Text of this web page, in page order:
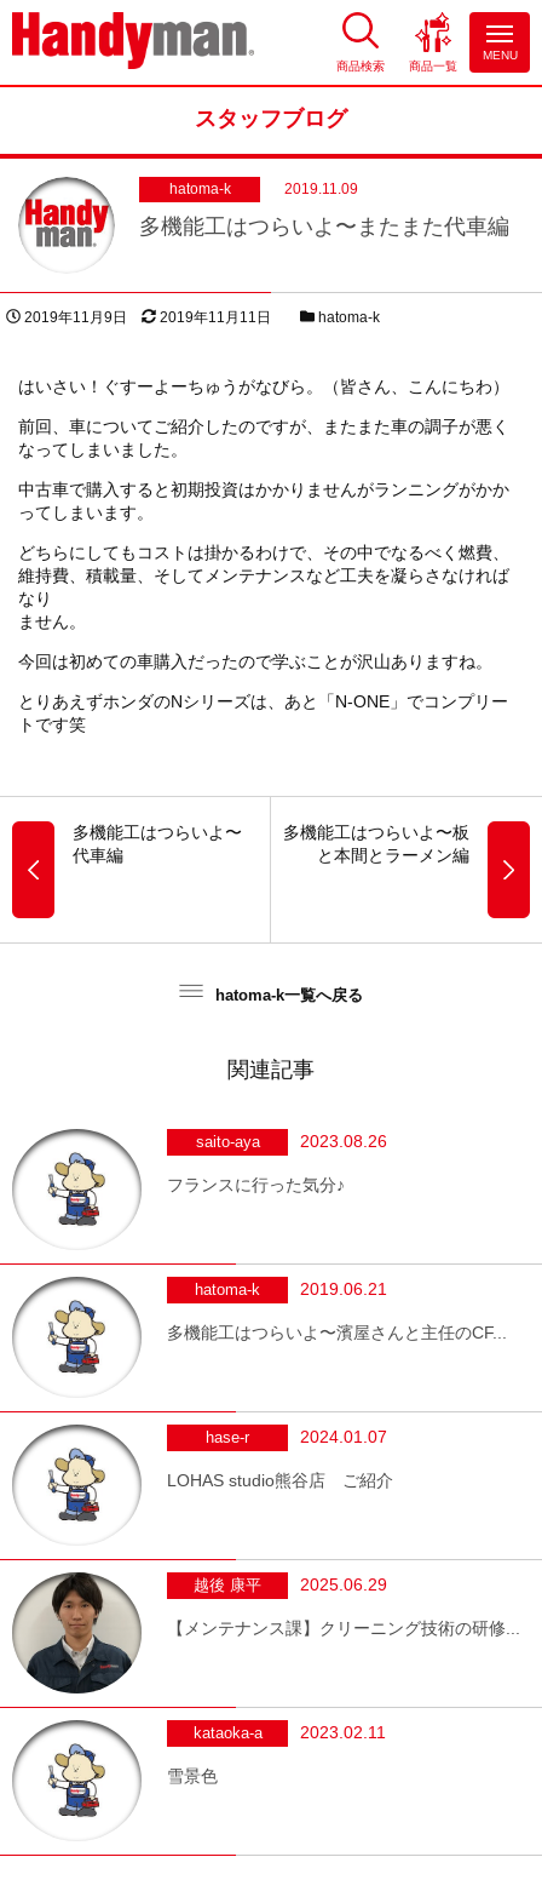
お風呂やキッチンのリフォーム
商品検索 商品一覧
MENU
スタッフブログ
hatoma-k 2019.11.09
多機能工はつらいよ〜またまた代車編
投稿日
2019年11月9日 更新日
2019年11月11日
スタッフブログカテゴリー
hatoma-k
はいさい！ぐすーよーちゅうがなびら。（皆さん、こんにちわ）
前回、車についてご紹介したのですが、またまた車の調子が悪く
なってしまいました。
中古車で購入すると初期投資はかかりませんがランニングがかか
ってしまいます。
どちらにしてもコストは掛かるわけで、その中でなるべく燃費、
維持費、積載量、そしてメンテナンスなど工夫を凝らさなければ
なり
ません。
今回は初めての車購入だったので学ぶことが沢山ありますね。
とりあえずホンダのNシリーズは、あと「N-ONE 」でコンプリー
トです笑
多機能工はつらいよ〜
代車編
多機能工はつらいよ〜板
と本間とラーメン編
hatoma-k一覧へ戻る
関連記事
saito-aya 2023.08.26
フランスに行った気分♪
hatoma-k 2019.06.21
多機能工はつらいよ〜濱屋さんと主任のCF...
hase-r 2024.01.07
LOHAS studio熊谷店 ご紹介
越後 康平 2025.06.29
【メンテナンス課】クリーニング技術の研修...
kataoka-a 2023.02.11
雪景色